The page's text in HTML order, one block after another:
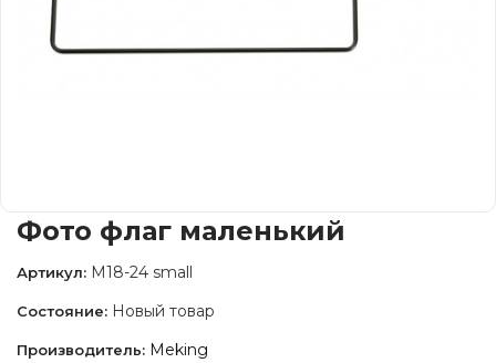
Фото флаг маленький
Артикул: M18-24 small
Состояние: Новый товар
Производитель: Meking